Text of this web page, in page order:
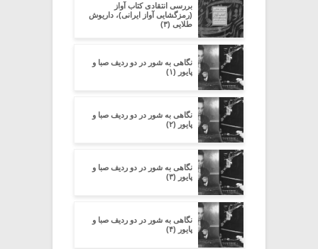
بررسی انتقادی کتاب آواز
(رمزگشایی آواز ایرانی)، داریوش
طلایی (۳)
نگاهی به شور در دو ردیف صبا و
پایور (۱)
نگاهی به شور در دو ردیف صبا و
پایور (۲)
نگاهی به شور در دو ردیف صبا و
پایور (۳)
نگاهی به شور در دو ردیف صبا و
پایور (۴)